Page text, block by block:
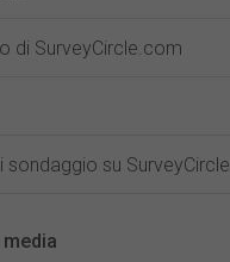
di SurveyCircle.com
sondaggio su SurveyCircle